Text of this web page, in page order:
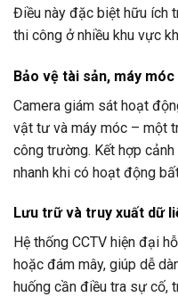
Điều này đặc biệt hữu ích
thi công ở nhiều khu vực
Bảo vệ tài sản, máy
Camera giám sát hoạt
vật tư và máy móc – một
công trường. Kết hợp
nhanh khi có hoạt động
Lưu trữ và truy xuất dữ
Hệ thống CCTV hiện đại
hoặc đám mây, giúp dễ
huống cần điều tra sự cố,